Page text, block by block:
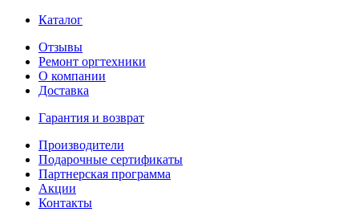
Каталог
Отзывы
Ремонт оргтехники
О компании
Доставка
Гарантия и возврат
Производители
Подарочные сертификаты
Партнерская программа
Акции
Контакты